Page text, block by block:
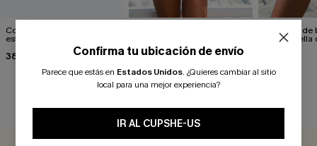
Conjunto de bikini con
estampado animal de
38,00 €
atractivo
31,00 €
Conjunto
con
RESEÑAS DE CLIENTES
Confirma tu ubicación de envío
Parece que estás en Estados Unidos. ¿Quieres cambiar al sitio
local para una mejor experiencia?
IR AL CUPSHE-US